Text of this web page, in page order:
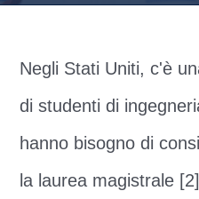
Negli Stati Uniti, c'è
di studenti di
hanno bisogno di
la laurea magistrale